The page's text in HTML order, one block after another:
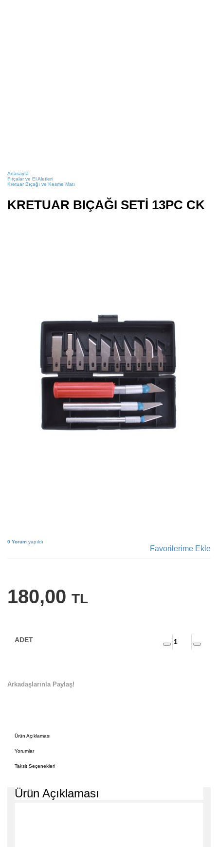
Anasayfa
Fırçalar ve El Aletleri
Kretuar Bıçağı ve Kesme Matı
KRETUAR BIÇAĞI SETİ 13PC CK
0 Yorum yapıldı
Favorilerime Ekle
180,00 TL
Arkadaşlarınla Paylaş!
Ürün Açıklaması
Yorumlar
Taksit Seçenekleri
Ürün Açıklaması